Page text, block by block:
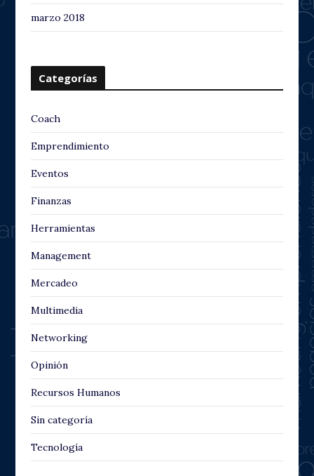
marzo 2018
Categorías
Coach
Emprendimiento
Eventos
Finanzas
Herramientas
Management
Mercadeo
Multimedia
Networking
Opinión
Recursos Humanos
Sin categoría
Tecnología